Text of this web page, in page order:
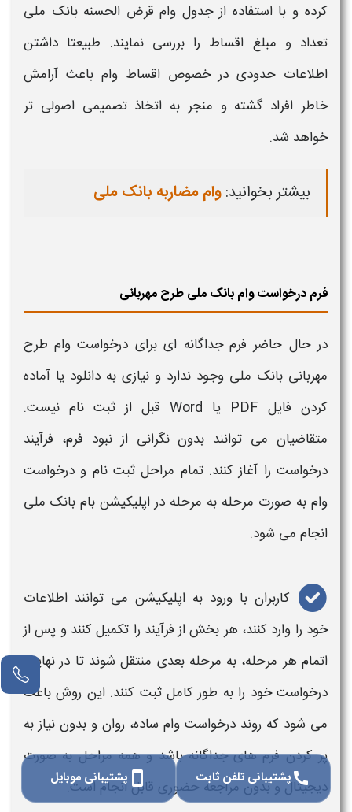
کرده و با استفاده از جدول وام قرض الحسنه بانک ملی
تعداد و مبلغ اقساط را بررسی نمایند. طبیعتا داشتن
اطلاعات حدودی در خصوص اقساط وام باعث آرامش
خاطر افراد گشته و منجر به اتخاذ تصمیمی اصولی تر
خواهد شد.
بیشتر بخوانید:وام مضاربه بانک ملی
فرم درخواست وام بانک ملی طرح مهربانی
در حال حاضر فرم جداگانه‌ ای برای درخواست وام طرح
مهربانی بانک ملی وجود ندارد و نیازی به دانلود یا آماده
کردن فایل PDF یا Word قبل از ثبت نام نیست.
متقاضیان می‌ توانند بدون نگرانی از نبود فرم، فرآیند
درخواست را آغاز کنند. تمام مراحل ثبت نام و درخواست
وام به صورت مرحله به مرحله در اپلیکیشن بام بانک ملی
انجام می‌ شود.
کاربران با ورود به اپلیکیشن می‌ توانند اطلاعات
خود را وارد کنند، هر بخش از فرآیند را تکمیل کنند و پس از
اتمام هر مرحله، به مرحله بعدی منتقل شوند تا در نهایت
درخواست خود را به طور کامل ثبت کنند. این روش باعث
می‌ شود که روند درخواست وام ساده، روان و بدون نیاز به
پر کردن فرم‌ های جداگانه باشد و همه مراحل به صورت
دیجیتال و بدون مراجعه حضوری قابل انجام است.
callپشتیبانی تلفن ثابت smartphone پشتیبانی موبایل